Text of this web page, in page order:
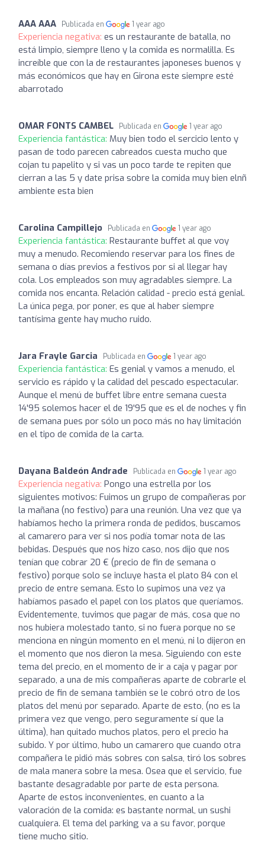
AAA AAA Publicada en 1 year ago
Experiencia negativa: es un restaurante de batalla, no
está limpio, siempre lleno y la comida es normalilla. Es
increíble que con la de restaurantes japoneses buenos y
más económicos que hay en Girona este siempre esté
abarrotado
OMAR FONTS CAMBEL Publicada en 1 year ago
Experiencia fantástica: Muy bien todo el sercicio lento y
pasan de todo parecen cabreados cuesta mucho que
cojan tu papelito y si vas un poco tarde te repiten que
cierran a las 5 y date prisa sobre la comida muy bien elnñ
ambiente esta bien
Carolina Campillejo Publicada en 1 year ago
Experiencia fantástica: Restaurante buffet al que voy
muy a menudo. Recomiendo reservar para los fines de
semana o días previos a festivos por si al llegar hay
cola. Los empleados son muy agradables siempre. La
comida nos encanta. Relación calidad - precio está genial.
La única pega, por poner, es que al haber siempre
tantísima gente hay mucho ruido.
Jara Frayle Garcia Publicada en 1 year ago
Experiencia fantástica: Es genial y vamos a menudo, el
servicio es rápido y la calidad del pescado espectacular.
Aunque el menú de buffet libre entre semana cuesta
14'95 solemos hacer el de 19'95 que es el de noches y fin
de semana pues por sólo un poco más no hay limitación
en el tipo de comida de la carta.
Dayana Baldeón Andrade Publicada en 1 year ago
Experiencia negativa: Pongo una estrella por los
siguientes motivos: Fuimos un grupo de compañeras por
la mañana (no festivo) para una reunión. Una vez que ya
habíamos hecho la primera ronda de pedidos, buscamos
al camarero para ver si nos podía tomar nota de las
bebidas. Después que nos hizo caso, nos dijo que nos
tenían que cobrar 20 € (precio de fin de semana o
festivo) porque solo se incluye hasta el plato 84 con el
precio de entre semana. Esto lo supimos una vez ya
habíamos pasado el papel con los platos que queríamos.
Evidentemente, tuvimos que pagar de más, cosa que no
nos hubiera molestado tanto, si no fuera porque no se
menciona en ningún momento en el menú, ni lo dijeron en
el momento que nos dieron la mesa. Siguiendo con este
tema del precio, en el momento de ir a caja y pagar por
separado, a una de mis compañeras aparte de cobrarle el
precio de fin de semana también se le cobró otro de los
platos del menú por separado. Aparte de esto, (no es la
primera vez que vengo, pero seguramente sí que la
última), han quitado muchos platos, pero el precio ha
subido. Y por último, hubo un camarero que cuando otra
compañera le pidió más sobres con salsa, tiró los sobres
de mala manera sobre la mesa. Osea que el servicio, fue
bastante desagradable por parte de esta persona.
Aparte de estos inconvenientes, en cuanto a la
valoración de la comida: es bastante normal, un sushi
cualquiera. El tema del parking va a su favor, porque
tiene mucho sitio.